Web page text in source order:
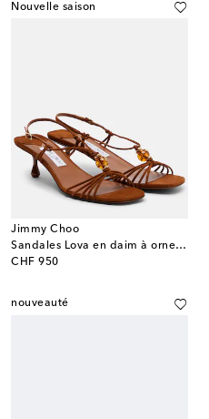
Nouvelle saison
Jimmy Choo
Sandales Lova en daim à ornements
CHF 950
original price
nouveauté